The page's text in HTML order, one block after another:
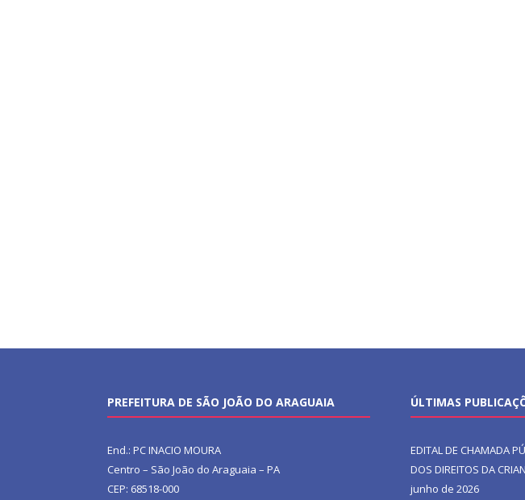
PREFEITURA DE SÃO JOÃO DO ARAGUAIA
End.: PC INACIO MOURA
Centro – São João do Araguaia – PA
CEP: 68518-000
ÚLTIMAS
EDITAL DE CHAMADA
DOS DIREITOS DA
junho de 2026